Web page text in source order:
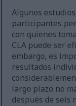
Algunos
participantes
con quienes
CLA puede ser
embargo, es
resultados
largo plazo no
después de seis